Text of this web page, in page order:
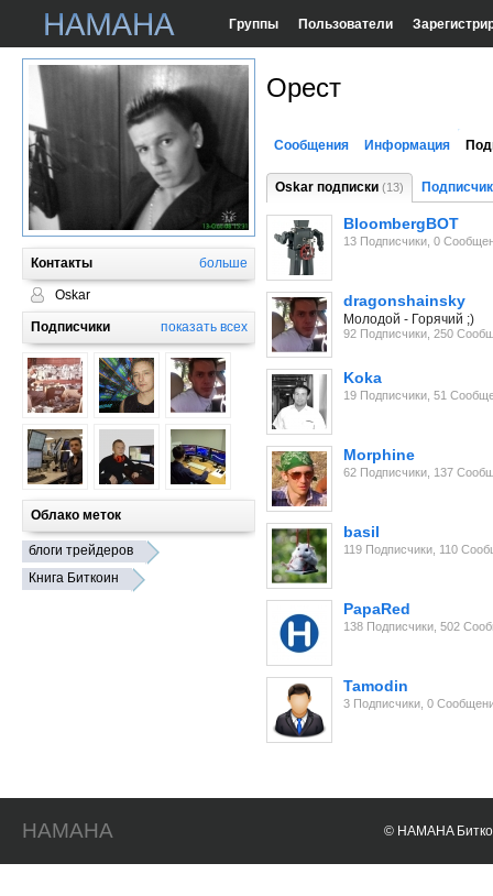
Группы Пользователи
Контакты больше
Oskar
Подписчики показать всех
Облако меток
блоги трейдеров
Книга Биткоин
Орест
Сообщения Информация
Oskar подписки (13)
BloombergBOT
13 Подписчики, 0
dragonshainsky
Молодой - Горячий ;)
92 Подписчики, 250
Koka
19 Подписчики, 51
Morphine
62 Подписчики, 137
basil
119 Подписчики, 110
PapaRed
138 Подписчики, 502
Tamodin
3 Подписчики, 0
HAMAHA © HAMAHA